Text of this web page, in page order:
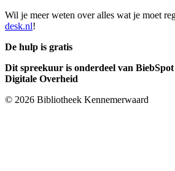
Wil je meer weten over alles wat je moet
desk.nl!
De hulp is gratis
Dit spreekuur is onderdeel van
Digitale Overheid
© 2026 Bibliotheek Kennemerwaard